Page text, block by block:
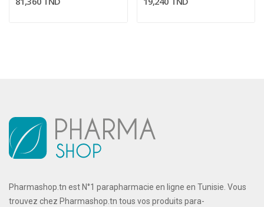
Pharmashop.tn est N°1 parapharmacie en ligne en Tunisie. Vous
trouvez chez Pharmashop.tn tous vos produits para-